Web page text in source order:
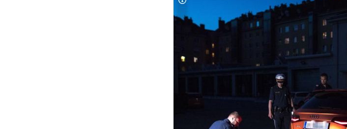
Copyright-Hinweis öffnen/schließen